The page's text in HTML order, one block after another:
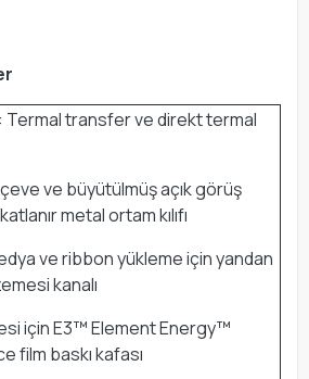
Termal transfer ve direkt termal
ve büyütülmüş açık görüş
metal ortam kılıfı
ve ribbon yükleme için yandan
kanalı
için E3™ Element Energy™
film baskı kafası